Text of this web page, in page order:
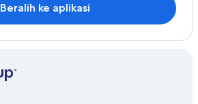
Beralih ke aplikasi